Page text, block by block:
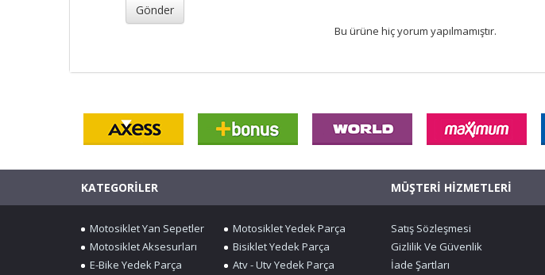
Bu ürüne hiç yorum yapılmamıştır.
KATEGORİLER
Motosiklet Yan Sepetler
Motosiklet Yedek Parça
Motosiklet Aksesurları
Bisiklet Yedek Parça
E-Bike Yedek Parça
Atv - Utv Yedek Parça
MÜŞTERİ HİZMETLERİ
Satış Sözleşmesi
Gizlilik Ve Güvenlik
İade Şartları